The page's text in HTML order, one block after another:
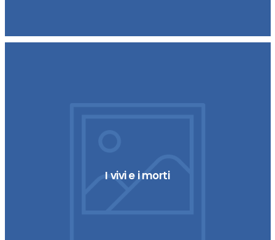
I vivi e i morti